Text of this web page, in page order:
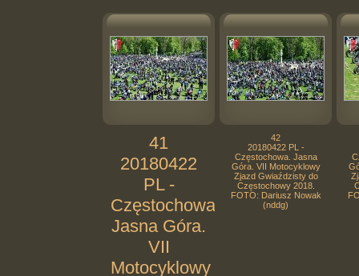
41
20180422
PL -
Częstochowa.
Jasna Góra.
VII
Motocyklowy
42
20180422 PL -
Częstochowa. Jasna
Góra. VII Motocyklowy
Zjazd Gwiaździsty do
Częstochowy 2018.
FOTO: Dariusz Nowak
(nddg)